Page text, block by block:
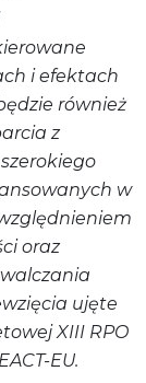
i efektach
również
z
w
oraz
ujęte
XIII RPO
EU.